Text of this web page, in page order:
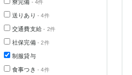
寮完備 - 4件
送りあり - 4件
交通費支給 - 2件
社保完備- 2件
制服貸与
食事つき - 4件